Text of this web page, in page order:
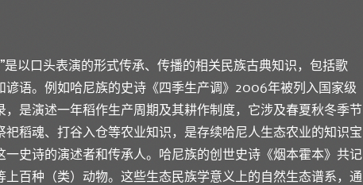
是以口头表演的形式传承、传播的相关民族古典知识，包括歌
谚语。例如哈尼族的史诗《四季生产调》2006年被列入国家级
，是演述一年稻作生产周期及其耕作制度，它涉及春夏秋冬季节
稻魂、打谷入仓等农业知识，是存续哈尼人生态农业的知识宝
一史诗的演述者和传承人。哈尼族的创世史诗《烟本霍本》共记
上百种（类）动物。这些生态民族学意义上的自然生态谱系，通